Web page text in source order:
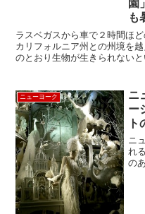
園
も
ラスベガスから車で２時間ほ
カリフォルニア州との州境を
のとおり生物が生きられない
ニューヨーク
ニ
ー
ニ
れ
の